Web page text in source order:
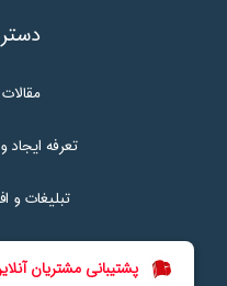
تعرفه ایجاد
تبلیغات و